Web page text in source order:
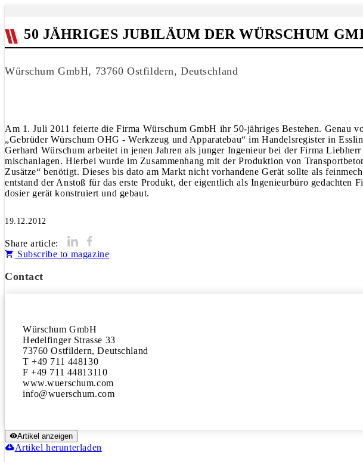
50 JÄHRIGES JUBILÄUM DER WÜRSCHUM
Würschum GmbH, 73760 Ostfildern, Deutschland
Am 1. Juli 2011 feierte die Firma Würschum GmbH ihr 50-jähriges Bestehen. Genau
„Gebrüder Würschum OHG - Werkzeug und Apparatebau“ im Handelsregister in
Gerhard Würschum arbeitet in jenen Jahren als junger Ingenieur bei der Firma
mischanlagen. Hierbei wurde im Zusammenhang mit der Produktion von
Zusätze“ benötigt. Dieses bis dato am Markt nicht vorhandene Gerät sollte als
entstand der Anstoß für das erste Produkt, der eigentlich als Ingenieurbüro gedachten
dosier gerät konstruiert und gebaut.
19.12.2012
Share article:
Subscribe to magazine
Contact
Würschum GmbH
Hedelfinger Strasse 33
73760 Ostfildern, Deutschland
T +49 711 448130
F +49 711 44813110
www.wuerschum.com
Artikel anzeigen
Artikel herunterladen